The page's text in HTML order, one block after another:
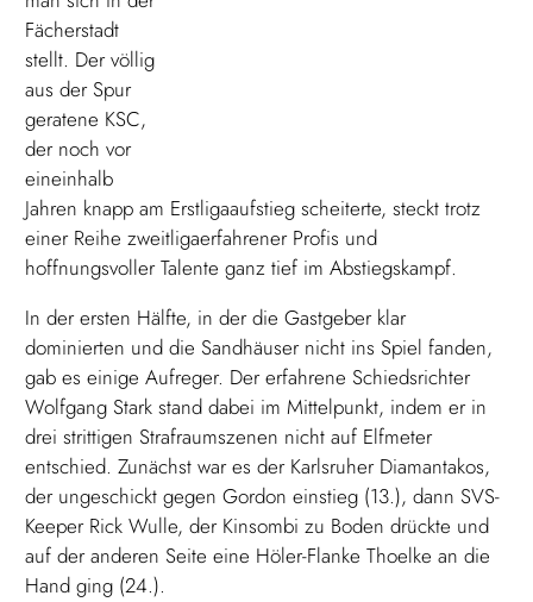
Fächerstadt
stellt. Der völlig
aus der Spur
geratene KSC,
der noch vor
eineinhalb
Jahren knapp am Erstligaaufstieg scheiterte, steckt trotz
einer Reihe zweitligaerfahrener Profis und
hoffnungsvoller Talente ganz tief im Abstiegskampf.
In der ersten Hälfte, in der die Gastgeber klar
dominierten und die Sandhäuser nicht ins Spiel fanden,
gab es einige Aufreger. Der erfahrene Schiedsrichter
Wolfgang Stark stand dabei im Mittelpunkt, indem er in
drei strittigen Strafraumszenen nicht auf Elfmeter
entschied. Zunächst war es der Karlsruher Diamantakos,
der ungeschickt gegen Gordon einstieg (13.), dann SVS-
Keeper Rick Wulle, der Kinsombi zu Boden drückte und
auf der anderen Seite eine Höler-Flanke Thoelke an die
Hand ging (24.).